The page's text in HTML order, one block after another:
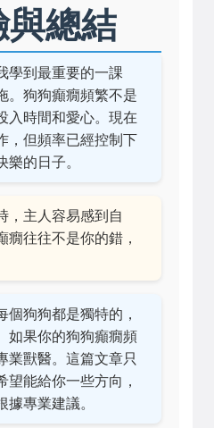
總結
學到最重要的一課
。狗狗癲癇頻繁不是
入時間和愛心。現在
，但頻率已經控制下
樂的日子。
，主人容易感到自
癇往往不是你的錯，
個狗狗都是獨特的，
如果你的狗狗癲癇頻
業獸醫。這篇文章只
望能給你一些方向，
據專業建議。